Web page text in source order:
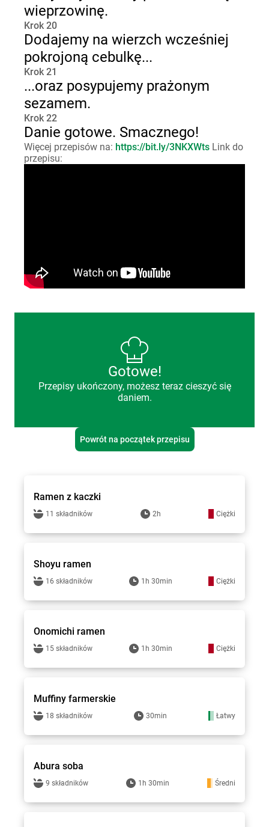
wieprzowinę.
Krok 20
Dodajemy na wierzch wcześniej
pokrojoną cebulkę...
Krok 21
...oraz posypujemy prażonym
sezamem.
Krok 22
Danie gotowe. Smacznego!
Więcej przepisów na: https://bit.ly/3NKXWts Link do
przepisu:
Gotowe!
Przepisy ukończony, możesz teraz cieszyć się
daniem.
Powrót na początek przepisu
Ramen z kaczki
11 składników 2h Ciężki
Top Gar
Shoyu ramen
16 składników 1h 30min Ciężki
Top Gar
Onomichi ramen
15 składników 1h 30min Ciężki
Top Gar
Muffiny farmerskie
18 składników 30min Łatwy
Top Gar
Abura soba
9 składników 1h 30min Średni
Top Gar